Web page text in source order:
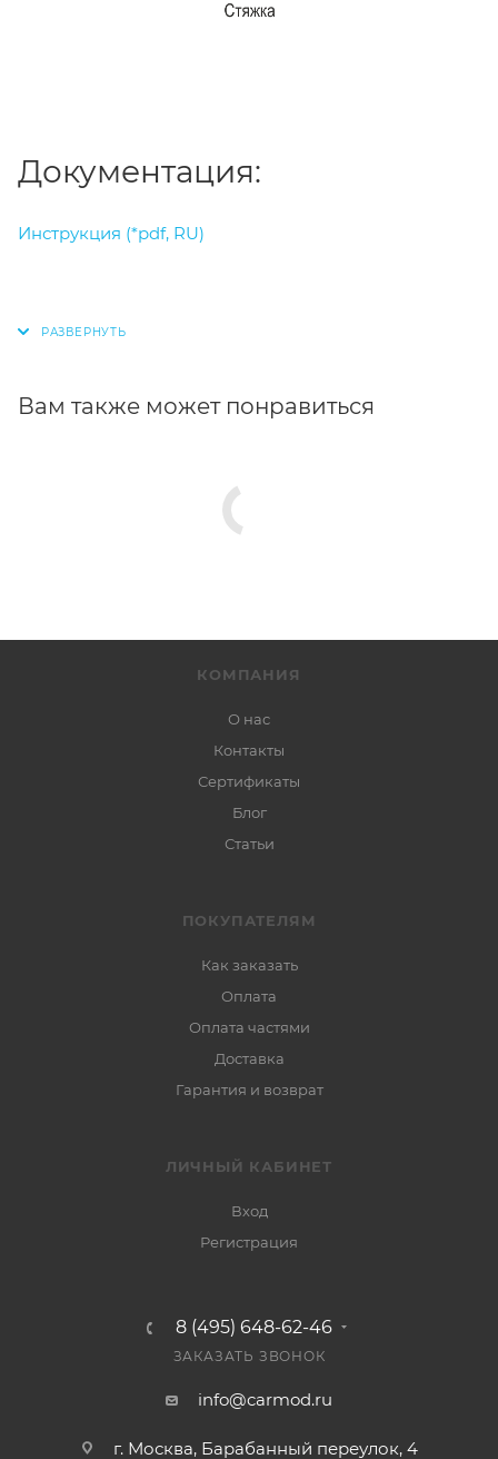
Документация:
Инструкция (*pdf, RU)
Вам также может понравиться
КОМПАНИЯ
О нас
Контакты
Сертификаты
Блог
Статьи
ПОКУПАТЕЛЯМ
Как заказать
Оплата
Оплата частями
Доставка
Гарантия и возврат
ЛИЧНЫЙ КАБИНЕТ
Вход
Регистрация
8 (495) 648-62-46
ЗАКАЗАТЬ ЗВОНОК
info@carmod.ru
г. Москва, Барабанный переулок, 4